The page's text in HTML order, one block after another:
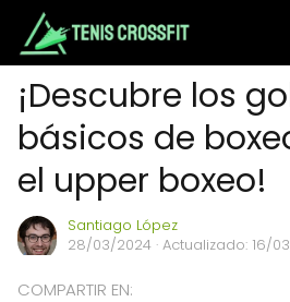
¡Descubre los
básicos de
el upper boxeo!
Santiago López
28/03/2024 · Actualizado: 16/
COMPARTIR EN: